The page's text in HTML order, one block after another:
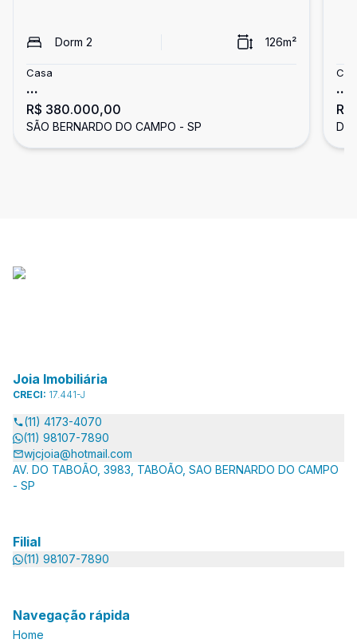
Dorm 2 126m²
Casa
...
R$ 380.000,00
SÃO BERNARDO DO CAMPO - SP
...
Joia Imobiliária
CRECI: 17.441-J
(11) 4173-4070
(11) 98107-7890
wjcjoia@hotmail.com
AV. DO TABOÃO, 3983, TABOÃO, SAO BERNARDO DO CAMPO
- SP
Filial
(11) 98107-7890
Navegação rápida
Home